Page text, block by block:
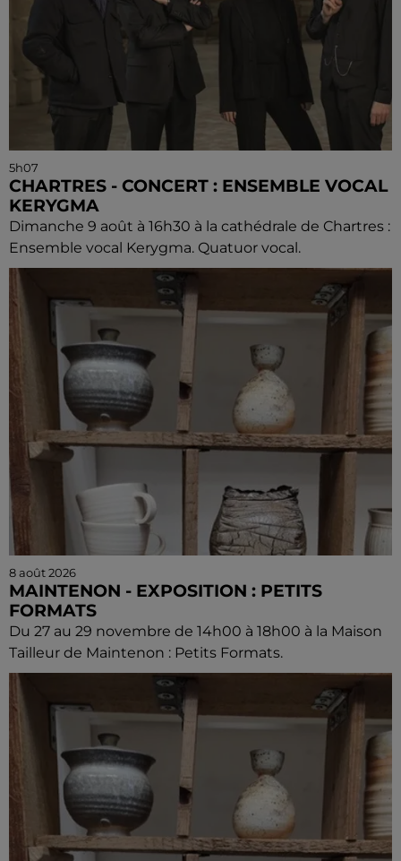
5h07
CHARTRES - CONCERT : ENSEMBLE VOCAL
KERYGMA
Dimanche 9 août à 16h30 à la cathédrale de Chartres :
Ensemble vocal Kerygma. Quatuor vocal.
8 août 2026
MAINTENON - EXPOSITION : PETITS
FORMATS
Du 27 au 29 novembre de 14h00 à 18h00 à la Maison
Tailleur de Maintenon : Petits Formats.